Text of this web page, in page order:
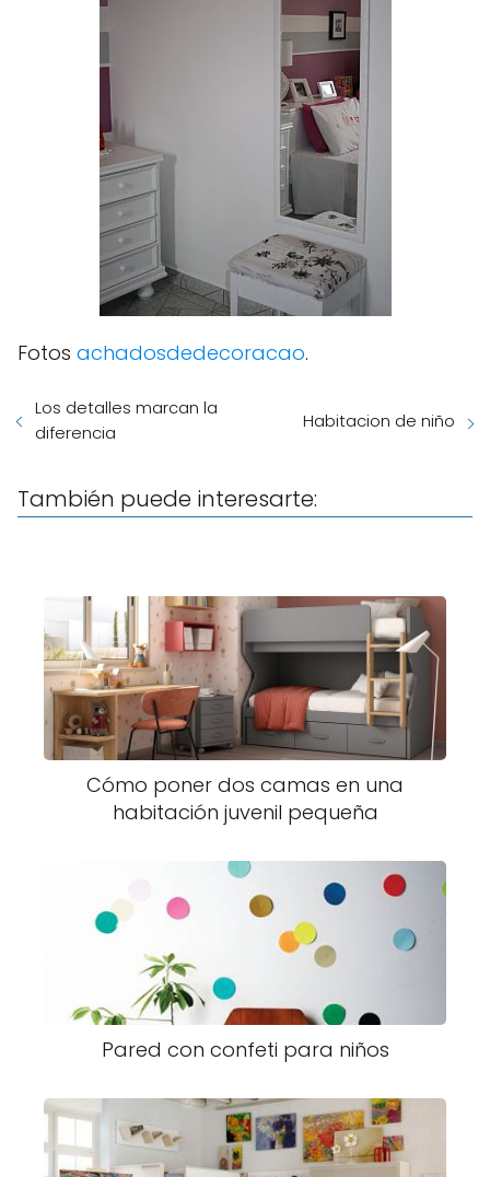
Fotos achadosdedecoracao.
Los detalles marcan la
diferencia
Habitacion de niño
También puede interesarte:
Cómo poner dos camas en una
habitación juvenil pequeña
Pared con confeti para niños